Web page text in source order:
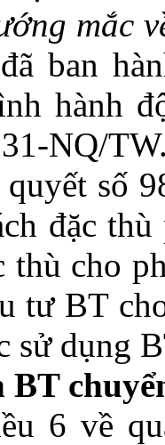
mắc
ban
hành
NQ/
số
đặc
thù cho
tư BT
sử dụng
6 về